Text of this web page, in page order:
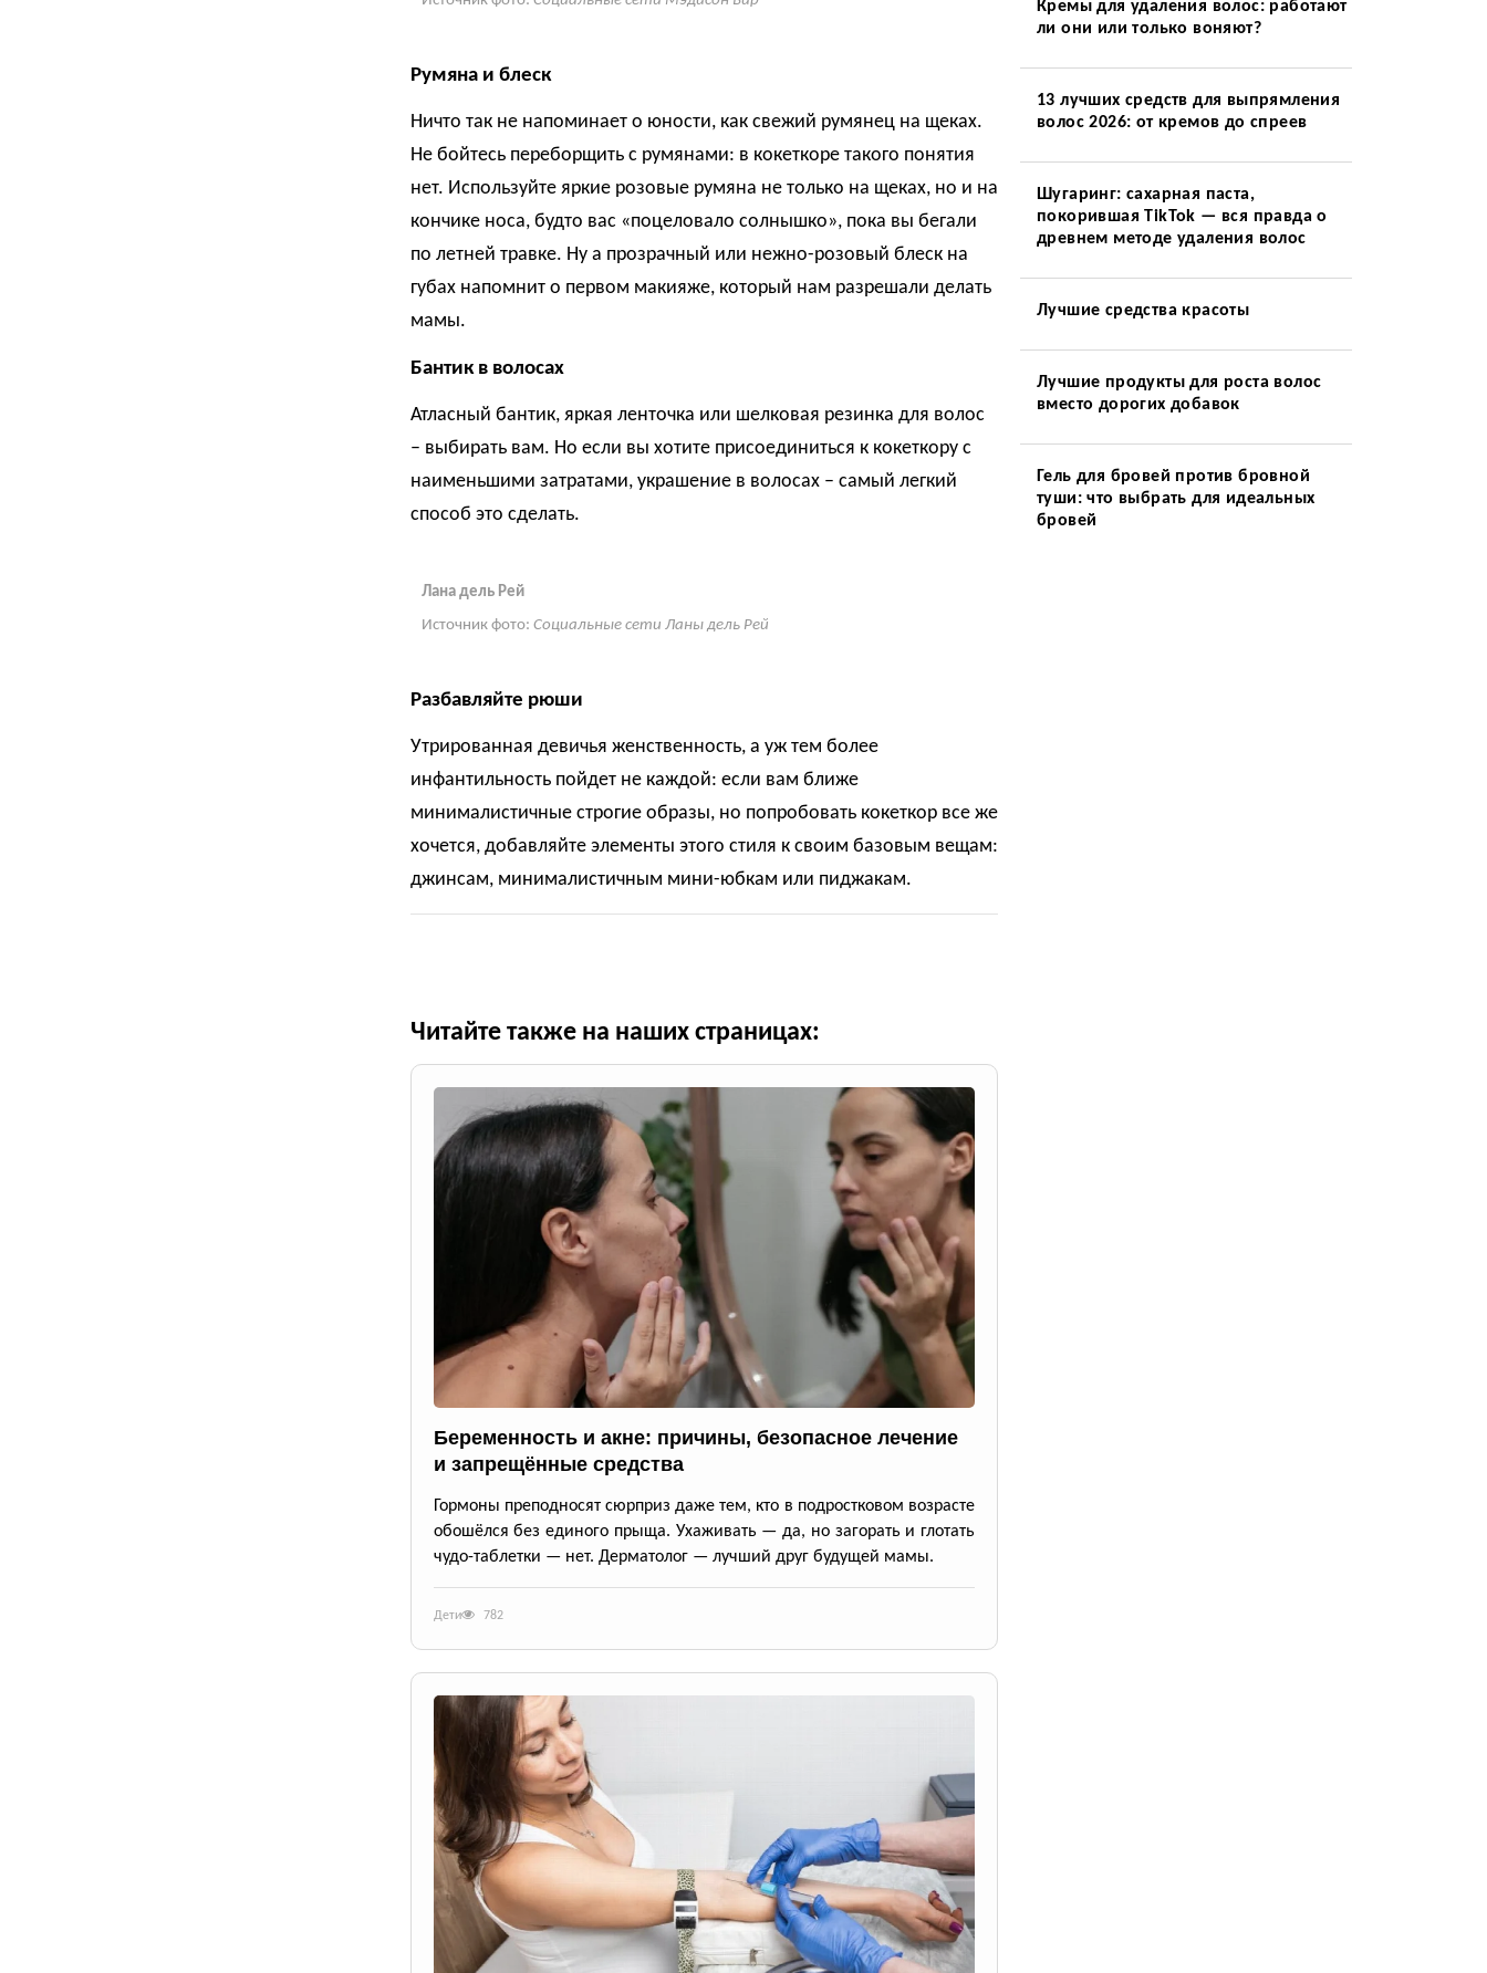
Румяна и блеск
Ничто так не напоминает о юности, как свежий румянец на щеках.
Не бойтесь переборщить с румянами: в кокеткоре такого понятия
нет. Используйте яркие розовые румяна не только на щеках, но и на
кончике носа, будто вас «поцеловало солнышко», пока вы бегали
по летней травке. Ну а прозрачный или нежно-розовый блеск на
губах напомнит о первом макияже, который нам разрешали делать
мамы.
Бантик в волосах
Атласный бантик, яркая ленточка или шелковая резинка для волос
– выбирать вам. Но если вы хотите присоединиться к кокеткору с
наименьшими затратами, украшение в волосах – самый легкий
способ это сделать.
Лана дель Рей
Источник фото: Социальные сети Ланы дель Рей
Разбавляйте рюши
Утрированная девичья женственность, а уж тем более
инфантильность пойдет не каждой: если вам ближе
минималистичные строгие образы, но попробовать кокеткор все же
хочется, добавляйте элементы этого стиля к своим базовым вещам:
джинсам, минималистичным мини-юбкам или пиджакам.
Читайте также на наших страницах:
Беременность и акне: причины, безопасное лечение
и запрещённые средства
Гормоны преподносят сюрприз даже тем, кто в подростковом возрасте
обошёлся без единого прыща. Ухаживать — да, но загорать и глотать
чудо-таблетки — нет. Дерматолог — лучший друг будущей мамы.
Дети 782
Кремы для удаления волос: работают
ли они или только воняют?
13 лучших средств для выпрямления
волос 2026: от кремов до спреев
Шугаринг: сахарная паста,
покорившая TikTok — вся правда о
древнем методе удаления волос
Лучшие средства красоты
Лучшие продукты для роста волос
вместо дорогих добавок
Гель для бровей против бровной
туши: что выбрать для идеальных
бровей